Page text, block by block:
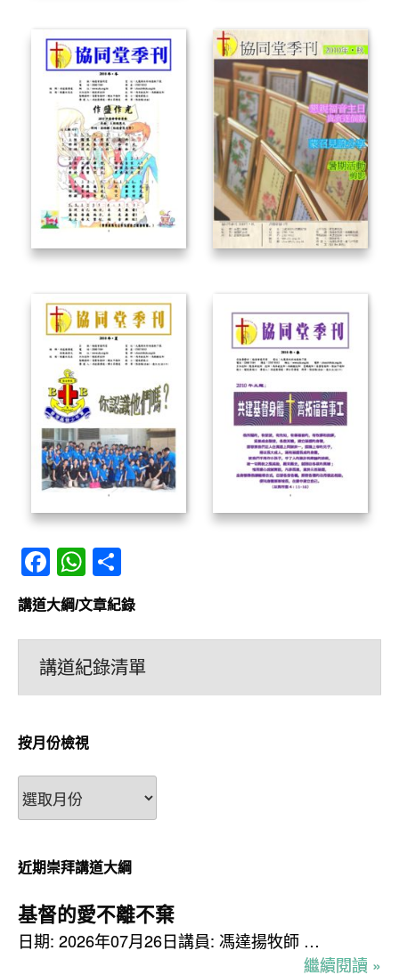
Facebook
WhatsApp
享
講道大綱/文章紀錄
講道紀錄清單
按月份檢視
按
月
檢
視
近期崇拜講道大綱
基督的愛不離不棄
日期: 2026年07月26日講員: 馮達揚牧師 …
繼續閱讀 »